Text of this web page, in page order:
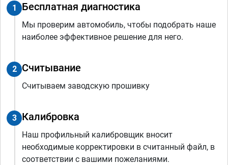
1 Бесплатная диагностика
Мы проверим автомобиль, чтобы подобрать наше
наиболее эффективное решение для него.
2 Считывание
Считываем заводскую прошивку
3 Калибровка
Наш профильный калибровщик вносит
необходимые корректировки в считанный файл, в
соответствии с вашими пожеланиями.